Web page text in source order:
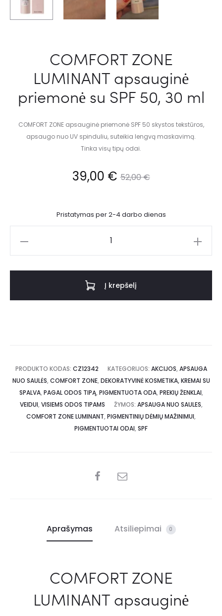
COMFORT ZONE
LUMINANT apsauginė
priemonė su SPF 50, 30 ml
COMFORT ZONE apsauginė priemonė SPF 50 skystos tekstūros,
apsaugo nuo UV spinduliu, suteikia lengvą maskavimą.
Tinka visų tipų odai.
52,00€
39,00 €
Pristatymas per 2-4 darbo dienas
Į krepšelį
PRODUKTO KODAS: CZ12342 KATEGORIJOS: AKCIJOS, APSAUGA
NUO SAULĖS, COMFORT ZONE, DEKORATYVINĖ KOSMETIKA, KREMAI SU
SPALVA, PAGAL ODOS TIPĄ, PIGMENTUOTA ODA, PREKIŲ ŽENKLAI,
VEIDUI, VISIEMS ODOS TIPAMS ŽYMOS: APSAUGA NUO SAULES,
COMFORT ZONE LUMINANT, PIGMENTINIŲ DĖMIŲ MAŽINIMUI,
PIGMENTUOTAI ODAI, SPF
Aprašymas Atsiliepimai 0
COMFORT ZONE
LUMINANT apsauginė